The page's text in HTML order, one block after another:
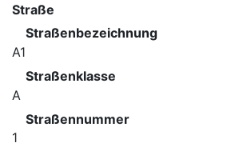
Straße
Straßenbezeichnung
A1
Straßenklasse
A
Straßennummer
1